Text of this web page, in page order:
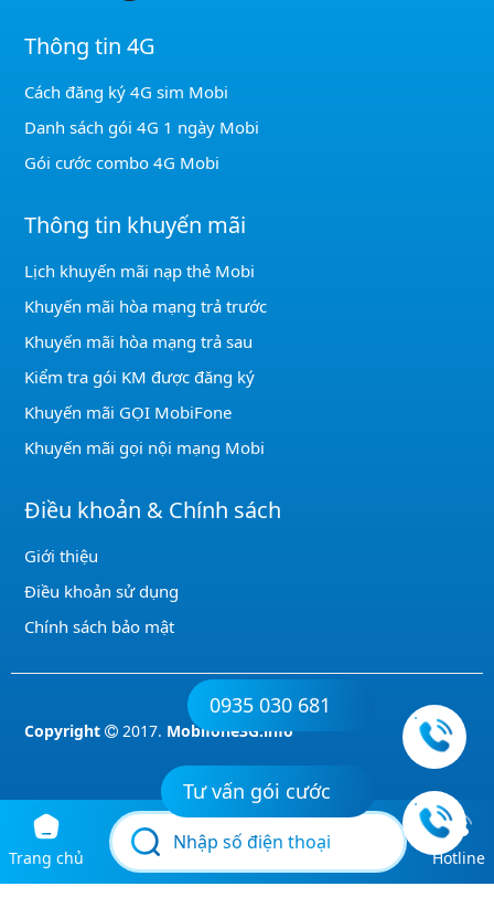
Thông tin 4G
Cách đăng ký 4G sim Mobi
Danh sách gói 4G 1 ngày Mobi
Gói cước combo 4G Mobi
Thông tin khuyến mãi
Lịch khuyến mãi nạp thẻ Mobi
Khuyến mãi hòa mạng trả trước
Khuyến mãi hòa mạng trả sau
Kiểm tra gói KM được đăng ký
Khuyến mãi GỌI MobiFone
Khuyến mãi gọi nội mạng Mobi
Điều khoản & Chính sách
Giới thiệu
Điều khoản sử dụng
Chính sách bảo mật
Copyright 2017. Mobifone3G.info
0935 030 681
Tư vấn gói cước
Trang chủ Hotline